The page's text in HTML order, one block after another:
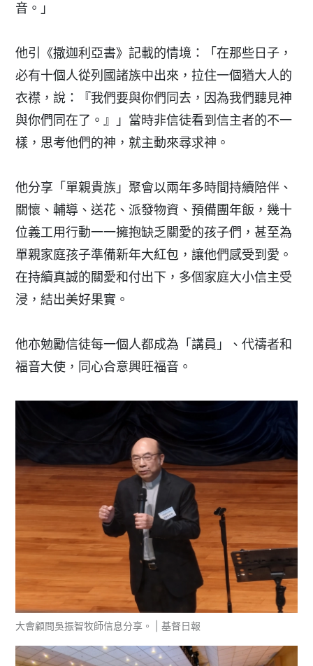
音。」
他引《撒迦利亞書》記載的情境：「在那些日子，
必有十個人從列國諸族中出來，拉住一個猶大人的
衣襟，說：『我們要與你們同去，因為我們聽見神
與你們同在了。』」當時非信徒看到信主者的不一
樣，思考他們的神，就主動來尋求神。
他分享「單親貴族」聚會以兩年多時間持續陪伴、
關懷、輔導、送花、派發物資、預備團年飯，幾十
位義工用行動一一擁抱缺乏關愛的孩子們，甚至為
單親家庭孩子準備新年大紅包，讓他們感受到愛。
在持續真誠的關愛和付出下，多個家庭大小信主受
浸，結出美好果實。
他亦勉勵信徒每一個人都成為「講員」、代禱者和
福音大使，同心合意興旺福音。
大會顧問吳振智牧師信息分享。 | 基督日報